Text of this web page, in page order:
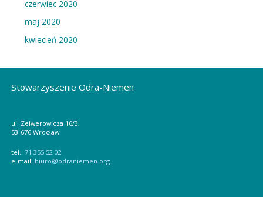
czerwiec 2020
maj 2020
kwiecień 2020
Stowarzyszenie Odra-Niemen
ul. Zelwerowicza 16/3,
53-676 Wrocław
tel.: 71 355 52 02
e-mail: biuro@odraniemen.org